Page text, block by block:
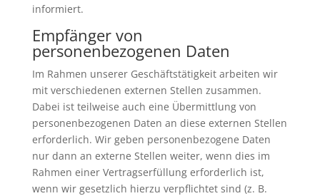
informiert.
Empfänger von
personenbezogenen Daten
Im Rahmen unserer Geschäftstätigkeit arbeiten wir
mit verschiedenen externen Stellen zusammen.
Dabei ist teilweise auch eine Übermittlung von
personenbezogenen Daten an diese externen Stellen
erforderlich. Wir geben personenbezogene Daten
nur dann an externe Stellen weiter, wenn dies im
Rahmen einer Vertragserfüllung erforderlich ist,
wenn wir gesetzlich hierzu verpflichtet sind (z. B.